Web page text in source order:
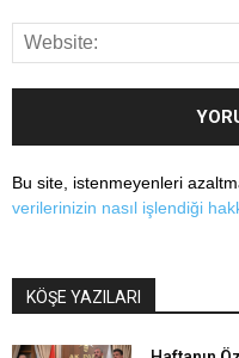
Bu site, istenmeyenleri
verilerinizin nasıl işlendiği
KÖŞE YAZILARI